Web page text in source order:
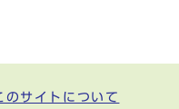
のサイトについて